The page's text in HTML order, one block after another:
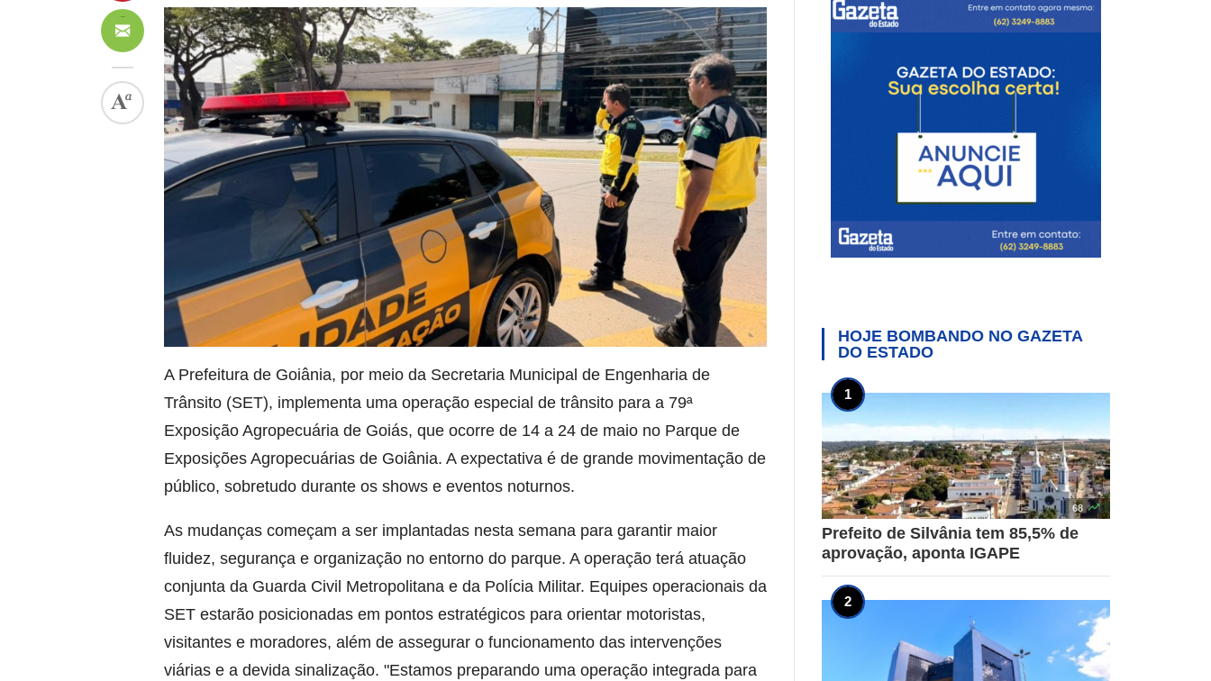
A Prefeitura de Goiânia, por meio da Secretaria Municipal de Engenharia de
Trânsito (SET), implementa uma operação especial de trânsito para a 79ª
Exposição Agropecuária de Goiás, que ocorre de 14 a 24 de maio no Parque de
Exposições Agropecuárias de Goiânia. A expectativa é de grande movimentação de
público, sobretudo durante os shows e eventos noturnos.
As mudanças começam a ser implantadas nesta semana para garantir maior
fluidez, segurança e organização no entorno do parque. A operação terá atuação
conjunta da Guarda Civil Metropolitana e da Polícia Militar. Equipes operacionais da
SET estarão posicionadas em pontos estratégicos para orientar motoristas,
visitantes e moradores, além de assegurar o funcionamento das intervenções
viárias e a devida sinalização. "Estamos preparando uma operação integrada para
HOJE BOMBANDO NO GAZETA
DO ESTADO
68 
Prefeito de Silvânia tem 85,5% de
aprovação, aponta IGAPE